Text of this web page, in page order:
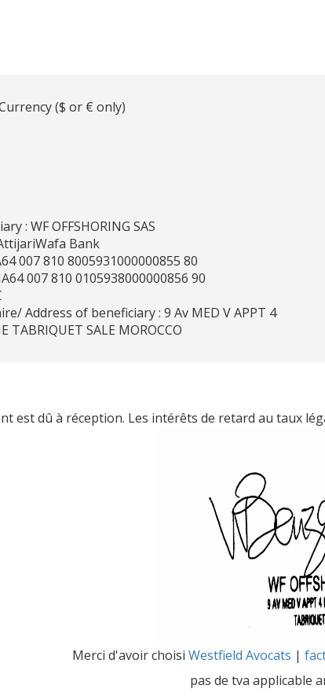
($ or € only)
: WF OFFSHORING SAS
Bank
007 810 8005931000000855 80
007 810 0105938000000856 90
Address of beneficiary : 9 Av MED V APPT 4
TABRIQUET SALE MOROCCO
est dû à réception. Les intérêts de retard au taux
Merci d'avoir choisi Westfield Avocats |
pas de tva applicable